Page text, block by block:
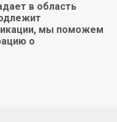
в область
мы поможем
о